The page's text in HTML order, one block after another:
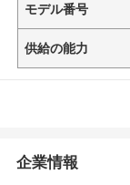
モデル番号
供給の能力
企業情報